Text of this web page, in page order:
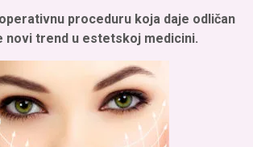
proceduru koja daje odličan
novi trend u estetskoj medicini.